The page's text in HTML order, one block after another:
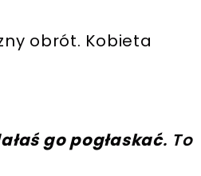
obrót. Kobieta
go pogłaskać. To